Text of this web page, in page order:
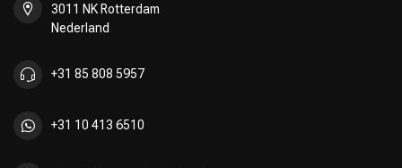
3011 NK Rotterdam
Nederland
+31 85 808 5957
+31 10 413 6510